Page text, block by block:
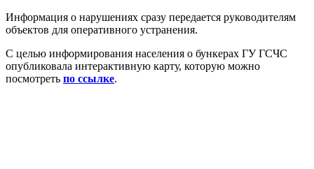
Информация о нарушениях сразу передается руководителям
объектов для оперативного устранения.
С целью информирования населения о бункерах ГУ ГСЧС
опубликовала интерактивную карту, которую можно
посмотреть по ссылке.